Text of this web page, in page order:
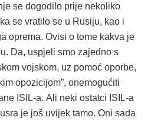
se dogodilo prije nekoliko
se vratilo se u Rusiju, kao i
oprema. Ovisi o tome kakva je
Da, uspjeli smo zajedno s
vojskom, uz pomoć oporbe,
opozicijom”, onemogućiti
ISIL-a. Ali neki ostatci ISIL-a
je još uvijek tamo. Oni sada